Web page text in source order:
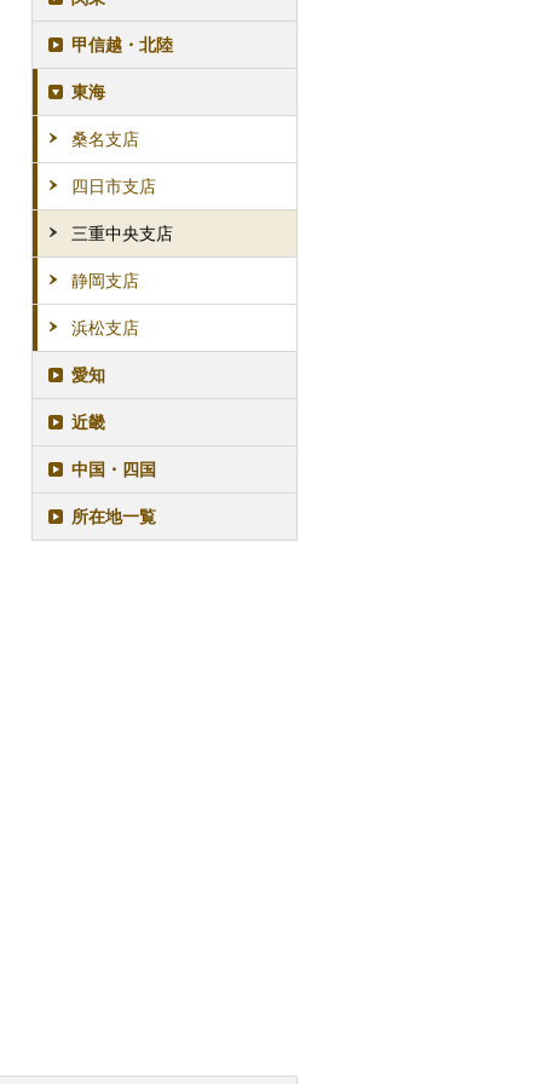
甲信越・北陸
東海
桑名支店
四日市支店
三重中央支店
静岡支店
浜松支店
愛知
近畿
中国・四国
所在地一覧